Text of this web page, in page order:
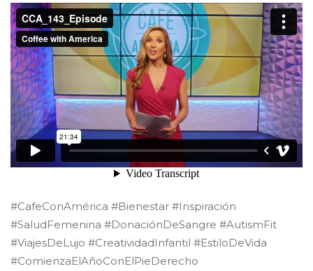
#CafeConAmérica #Bienestar #Inspiración
#SaludFemenina #DonaciónDeSangre #AutismFit
#ViajesDeLujo #CreatividadInfantil #EstiloDeVida
#ComienzaElAñoConElPieDerecho